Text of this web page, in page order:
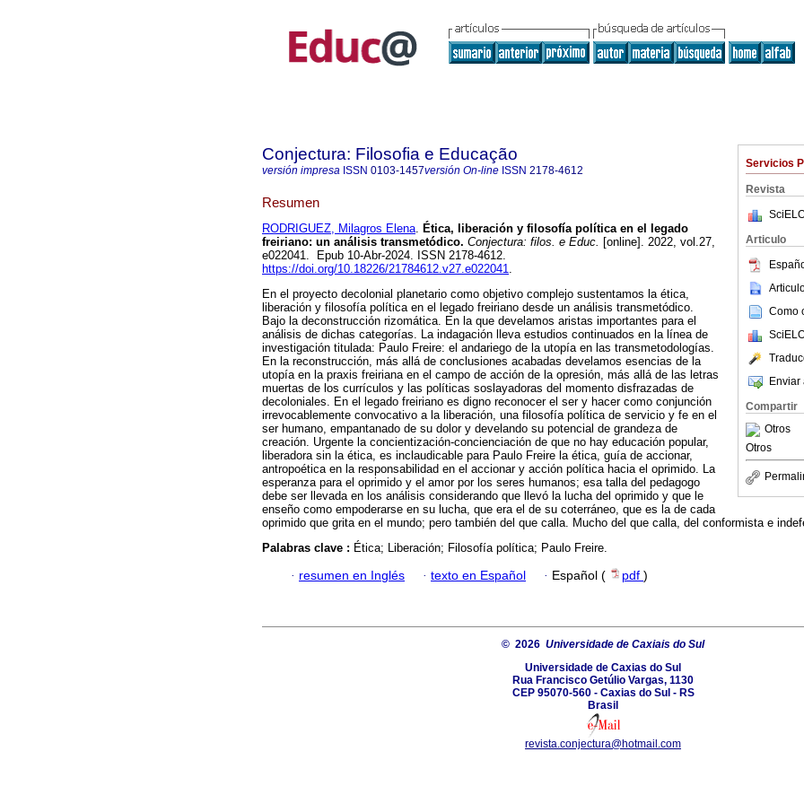
Servicios
Revista
Articulo
Como
Enviar
Compartir
Otros
Otros
Conjectura: Filosofia e Educação
versión impresa ISSN 0103-1457versión On-line ISSN 2178-4612
Resumen
RODRIGUEZ, Milagros Elena. Ética, liberación y filosofía política en el legado
freiriano: un análisis transmetódico. Conjectura: filos. e Educ. [online]. 2022, vol.27,
e022041. Epub 10-Abr-2024. ISSN 2178-4612.
https://doi.org/10.18226/21784612.v27.e022041.
En el proyecto decolonial planetario como objetivo complejo sustentamos la ética,
liberación y filosofía política en el legado freiriano desde un análisis transmetódico.
Bajo la deconstrucción rizomática. En la que develamos aristas importantes para el
análisis de dichas categorías. La indagación lleva estudios continuados en la línea de
investigación titulada: Paulo Freire: el andariego de la utopía en las transmetodologías.
En la reconstrucción, más allá de conclusiones acabadas develamos esencias de la
utopía en la praxis freiriana en el campo de acción de la opresión, más allá de las letras
muertas de los currículos y las políticas soslayadoras del momento disfrazadas de
decoloniales. En el legado freiriano es digno reconocer el ser y hacer como conjunción
irrevocablemente convocativo a la liberación, una filosofía política de servicio y fe en el
ser humano, empantanado de su dolor y develando su potencial de grandeza de
creación. Urgente la concientización-concienciación de que no hay educación popular,
liberadora sin la ética, es inclaudicable para Paulo Freire la ética, guía de accionar,
antropoética en la responsabilidad en el accionar y acción política hacia el oprimido. La
esperanza para el oprimido y el amor por los seres humanos; esa talla del pedagogo
debe ser llevada en los análisis considerando que llevó la lucha del oprimido y que le
enseño como empoderarse en su lucha, que era el de su coterráneo, que es la de cada
oprimido que grita en el mundo; pero también del que calla. Mucho del que calla, del conformista e
Palabras clave : Ética; Liberación; Filosofía política; Paulo Freire.
· resumen en Inglés · texto en Español · Español ( pdf )
© 2026 Universidade de Caxiais do Sul
Universidade de Caxias do Sul
Rua Francisco Getúlio Vargas, 1130
CEP 95070-560 - Caxias do Sul - RS
Brasil
revista.conjectura@hotmail.com